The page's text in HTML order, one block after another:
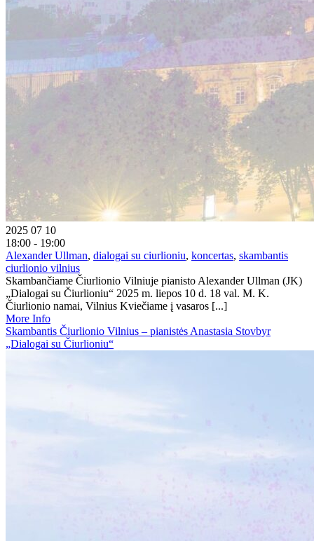
2025 07 10
18:00 - 19:00
Alexander Ullman, dialogai su ciurlioniu, koncertas, skambantis
ciurlionio vilnius
Skambančiame Čiurlionio Vilniuje pianisto Alexander Ullman (JK)
„Dialogai su Čiurlioniu“ 2025 m. liepos 10 d. 18 val. M. K.
Čiurlionio namai, Vilnius Kviečiame į vasaros [...]
More Info
Skambantis Čiurlionio Vilnius – pianistės Anastasia Stovbyr
„Dialogai su Čiurlioniu“